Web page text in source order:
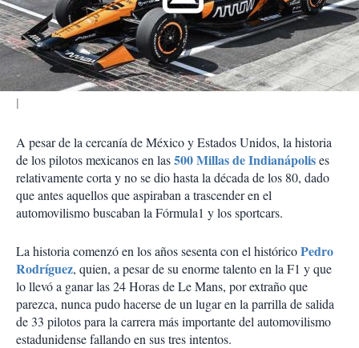
r
t
i
r
A pesar de la cercanía de México y Estados Unidos, la historia
de los pilotos mexicanos en las500 Millas de Indianápolises
relativamente corta y no se dio hasta la década de los 80, dado
que antes aquellos que aspiraban a trascender en el
automovilismo buscaban la Fórmula1 y los sportcars.
La historia comenzó en los años sesenta con el históricoPedro
Rodríguez, quien, a pesar de su enorme talento en la F1 y que
lo llevó a ganar las 24 Horas de Le Mans, por extraño que
parezca, nunca pudo hacerse de un lugar en la parrilla de salida
de 33 pilotos para la carrera más importante del automovilismo
estadunidense fallando en sus tres intentos.